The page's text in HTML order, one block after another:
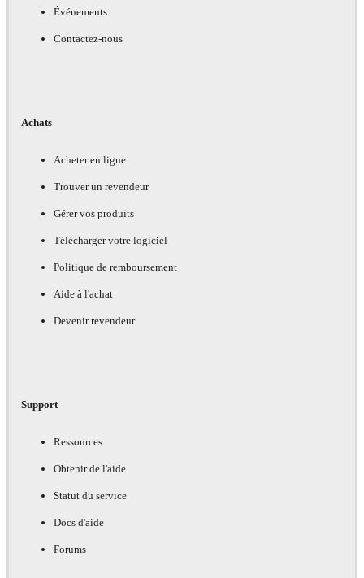
Événements
Contactez-nous
Achats
Acheter en ligne
Trouver un revendeur
Gérer vos produits
Télécharger votre logiciel
Politique de remboursement
Aide à l'achat
Devenir revendeur
Support
Ressources
Obtenir de l'aide
Statut du service
Docs d'aide
Forums